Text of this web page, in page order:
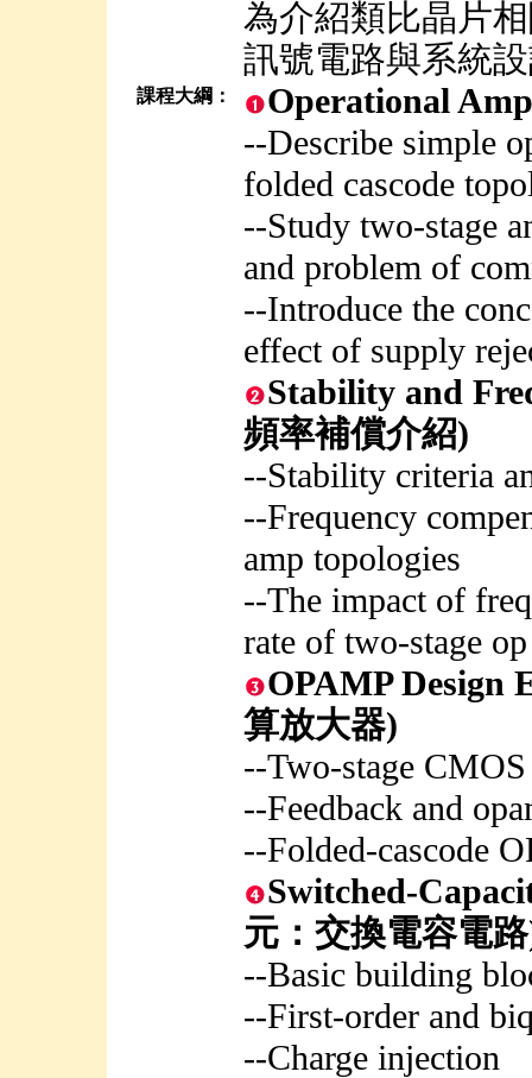
為介紹類比晶片
訊號電路與系統
課程大綱：
Operational
--Describe simple
folded cascode
--Study two-stage
and problem of
--Introduce the
effect of supply
Stability and
頻率補償介紹)
--Stability criteria
--Frequency
amp topologies
--The impact of
rate of two-stage
OPAMP Design
算放大器)
--Two-stage
--Feedback and
--Folded-cascode
Switched-
元：交換電容電
--Basic building
--First-order and
--Charge injection